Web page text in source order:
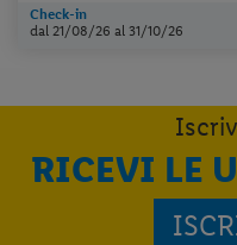
Check-in
dal 21/08/26al 31/10/26
RICEVI LE